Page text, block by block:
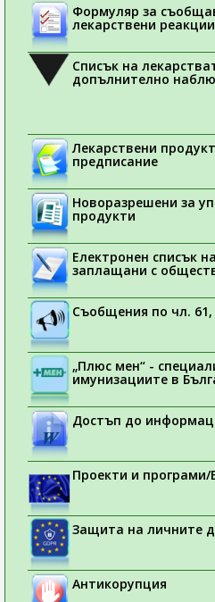
Формуляр за
лекарствени
Списък на
допълнително
Лекарствени
предписание
Новоразрешени за
продукти
Електронен списък
заплащани с
Съобщения по чл.
„Плюс мен“ -
имунизациите в
Достъп до
Проекти и програми/
Защита на личните
Антикорупция